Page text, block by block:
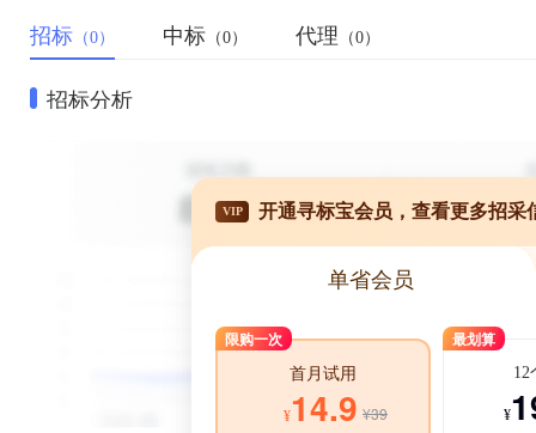
招标 （0） 中标 （0） 代理 （0）
招标分析
VIP 开通寻标宝会员，查看更多招采
单省会员
限购一次
首月试用
¥14.9 ¥39
最划算
12
¥